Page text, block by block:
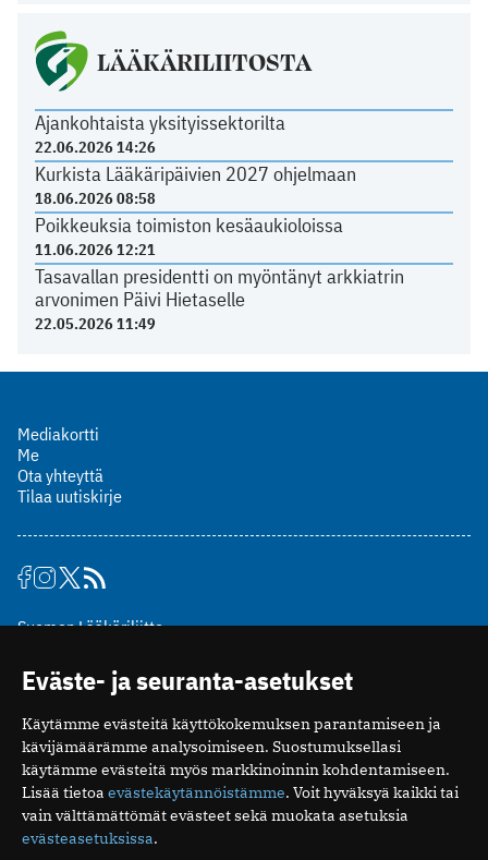
LÄÄKÄRILIITOSTA
Ajankohtaista yksityissektorilta
22.06.2026 14:26
Kurkista Lääkäripäivien 2027 ohjelmaan
18.06.2026 08:58
Poikkeuksia toimiston kesäaukioloissa
11.06.2026 12:21
Tasavallan presidentti on myöntänyt arkkiatrin
arvonimen Päivi Hietaselle
22.05.2026 11:49
Mediakortti
Me
Ota yhteyttä
Tilaa uutiskirje
Suomen Lääkäriliitto
00510 Helsinki
puh. (09) 393 091
toimitus@potilaanlaakarilehti.fi
ISSN 2323-9476
Eväste- ja seuranta-asetukset
Käytämme evästeitä käyttökokemuksen parantamiseen ja
kävijämäärämme analysoimiseen. Suostumuksellasi
käytämme evästeitä myös markkinoinnin kohdentamiseen.
Lisää tietoa evästekäytännöistämme. Voit hyväksyä kaikki tai
vain välttämättömät evästeet sekä muokata asetuksia
evästeasetuksissa.